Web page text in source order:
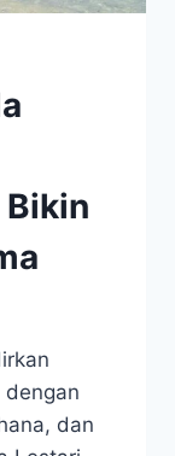
Bikin
dengan
dan